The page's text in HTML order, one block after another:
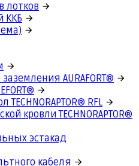
лотков
ККБ
AURAFORT®
RFL
кровли TECHNORAPTOR®
эстакад
кабеля